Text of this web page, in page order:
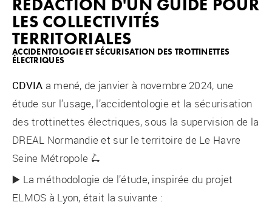
ACCIDENTOLOGIE ET SÉCURISATION DES TROTTINETTES
ÉLECTRIQUES
RÉDACTION D'UN GUIDE POUR
LES COLLECTIVITÉS
TERRITORIALES
CDVIA a mené, de janvier à novembre 2024, une
étude sur l’usage, l’accidentologie et la sécurisation
des trottinettes électriques, sous la supervision de la
DREAL Normandie et sur le territoire de Le Havre
Seine Métropole 🛴
▶️ La méthodologie de l’étude, inspirée du projet
ELMOS à Lyon, était la suivante :